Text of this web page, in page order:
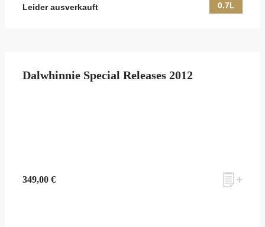
Leider ausverkauft
0.7L
Dalwhinnie Special Releases 2012
349,00 €